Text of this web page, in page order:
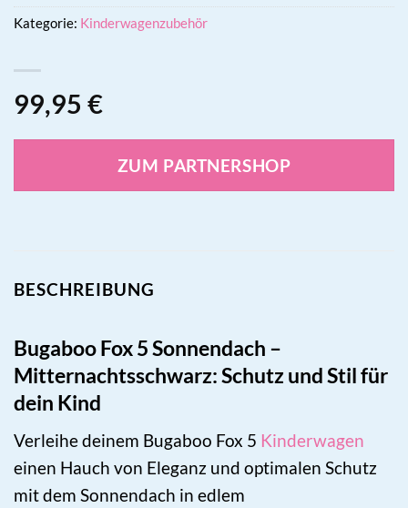
99,95 €
ZUM PARTNERSHOP
Kategorie: Kinderwagenzubehör
BESCHREIBUNG
Bugaboo Fox 5 Sonnendach –
Mitternachtsschwarz: Schutz und Stil für
dein Kind
Verleihe deinem Bugaboo Fox 5 Kinderwagen
einen Hauch von Eleganz und optimalen Schutz
mit dem Sonnendach in edlem